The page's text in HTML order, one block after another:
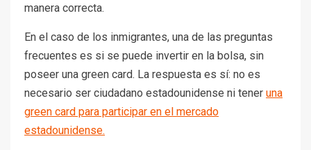
manera correcta.
En el caso de los inmigrantes, una de las preguntas
frecuentes es si se puede invertir en la bolsa, sin
poseer una green card. La respuesta es sí: no es
necesario ser ciudadano estadounidense ni tener una
green card para participar en el mercado
estadounidense.